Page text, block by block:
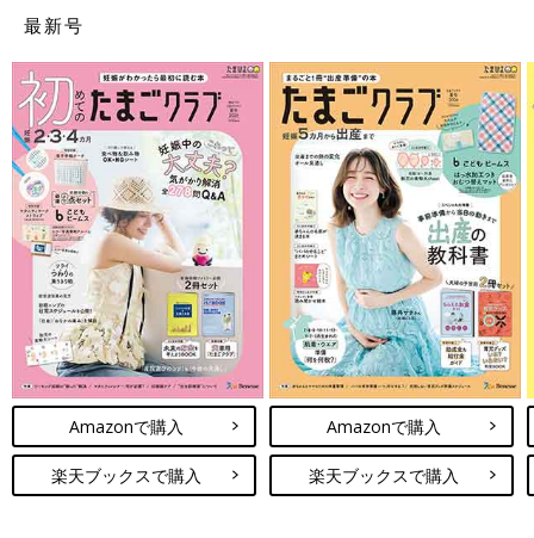
最新号
Amazonで購入
楽天ブックスで購入
Amazonで購入
楽天ブックスで購入